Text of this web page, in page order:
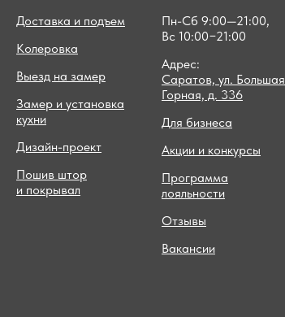
Доставка и подъем
Колеровка
Выезд на замер
Замер и установка
кухни
Дизайн-проект
Пошив штор
и покрывал
Пн-Сб 9:00—21:00,
Вс 10:00−21:00
Адрес:
Саратов, ул. Большая
Горная, д. 336
Для бизнеса
Акции и конкурсы
Программа
лояльности
Отзывы
Вакансии